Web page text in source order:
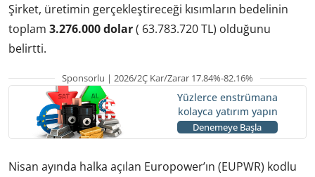
Şirket, üretimin gerçekleştireceği kısımların bedelinin
toplam 3.276.000 dolar( 63.783.720 TL) olduğunu
belirtti.
Sponsorlu | 2026/2Ç Kar/Zarar 17.84%-82.16%
Yüzlerce enstrümana
kolayca yatırım yapın
Denemeye Başla
Nisan ayında halka açılan Europower’ın (EUPWR) kodlu